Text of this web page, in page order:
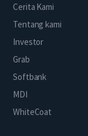
Cerita Kami
Tentang kami
Investor
Grab
Softbank
MDI
WhiteCoat